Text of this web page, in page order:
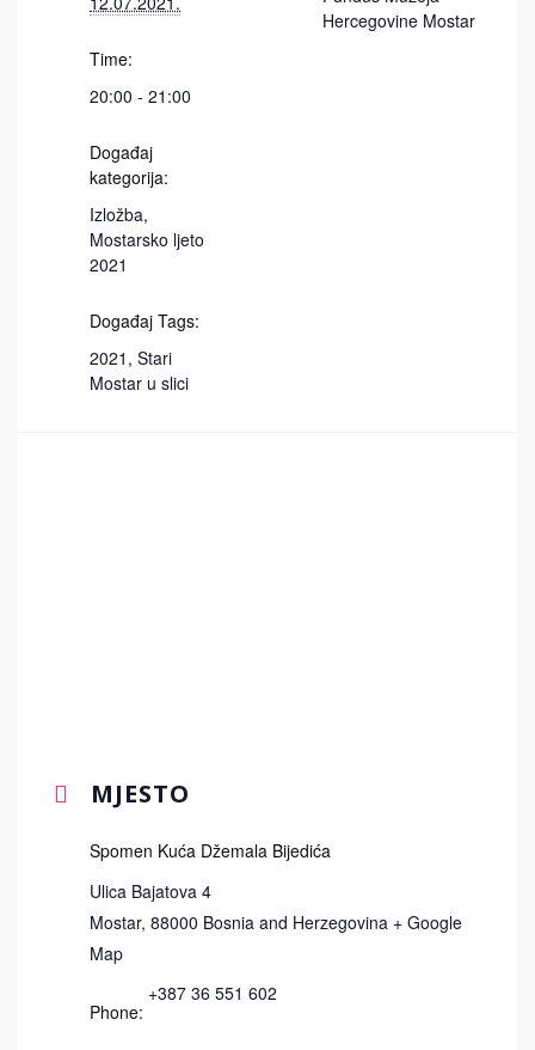
Time:
20:00 - 21:00
Događaj
kategorija:
Izložba,
Mostarsko ljeto
2021
Događaj Tags:
2021 , Stari
Mostar u slici
Hercegovine Mostar
MJESTO
Spomen Kuća Džemala Bijedića
Ulica Bajatova 4
Mostar, 88000 Bosnia and Herzegovina + Google
Map
Phone:
+387 36 551 602